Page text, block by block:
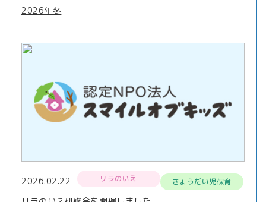
2026年冬
2026.02.22 リラのいえ きょうだい児保育